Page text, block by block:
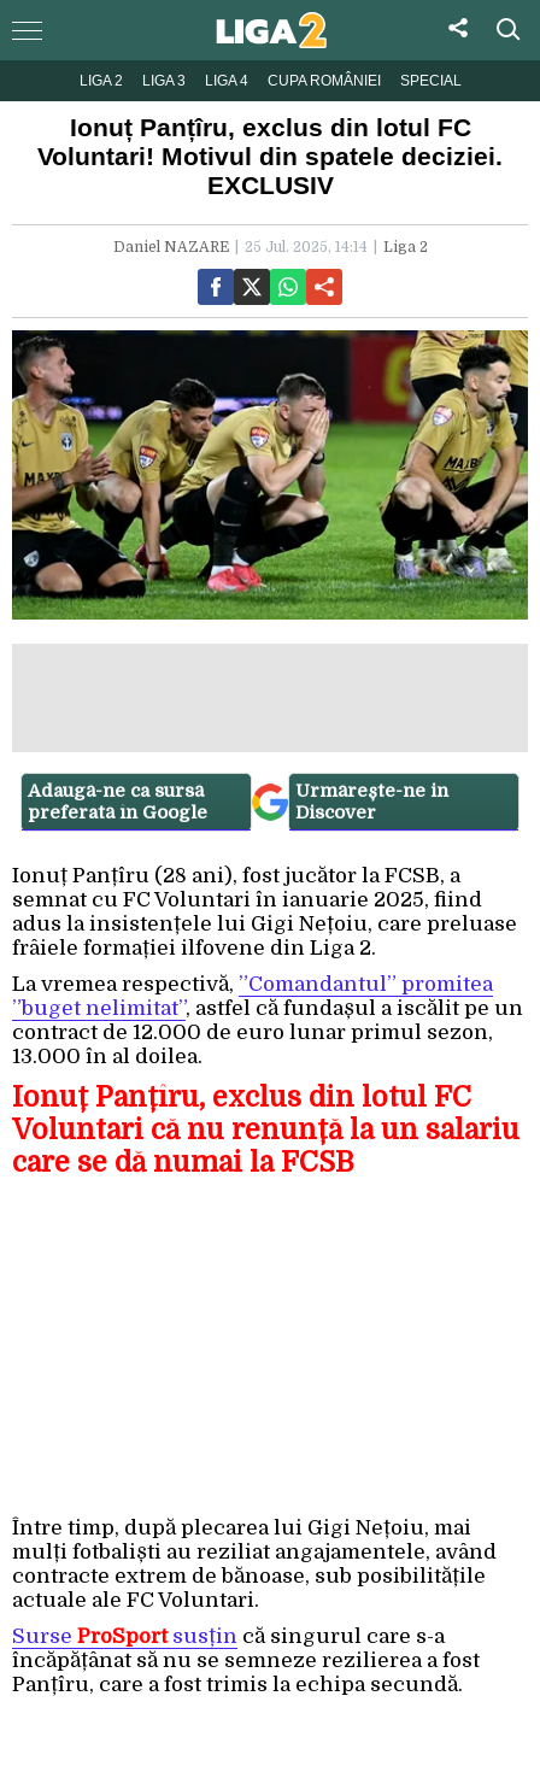
LIGA 2 LIGA 3 LIGA 4 CUPA ROMÂNIEI SPECIAL
Ionuț Panțîru, exclus din lotul FC
Voluntari! Motivul din spatele deciziei.
EXCLUSIV
Daniel NAZARE 25 Jul. 2025, 14:14 Liga 2
Adaugă-ne ca sursă
preferată în Google
Urmărește-ne in
Discover
Ionuț Panțîru (28 ani), fost jucător la FCSB, a
semnat cu FC Voluntari în ianuarie 2025, fiind
adus la insistențele lui Gigi Nețoiu, care preluase
frâiele formației ilfovene din Liga 2.
La vremea respectivă, ”Comandantul” promitea
”buget nelimitat”, astfel că fundașul a iscălit pe un
contract de 12.000 de euro lunar primul sezon,
13.000 în al doilea.
Ionuț Panțîru, exclus din lotul FC
Voluntari că nu renunță la un salariu
care se dă numai la FCSB
Între timp, după plecarea lui Gigi Nețoiu, mai
mulți fotbaliști au reziliat angajamentele, având
contracte extrem de bănoase, sub posibilitățile
actuale ale FC Voluntari.
Surse ProSportsusțin că singurul care s-a
încăpățânat să nu se semneze rezilierea a fost
Panțîru, care a fost trimis la echipa secundă.